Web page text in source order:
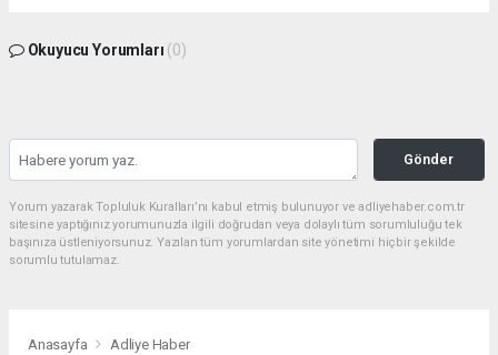
Okuyucu Yorumları (0)
Gönder
Yorum yazarak Topluluk Kuralları’nı kabul etmiş bulunuyor ve adliyehaber.com.tr
sitesine yaptığınız yorumunuzla ilgili doğrudan veya dolaylı tüm sorumluluğu tek
başınıza üstleniyorsunuz. Yazılan tüm yorumlardan site yönetimi hiçbir şekilde
sorumlu tutulamaz.
Anasayfa Adliye Haber